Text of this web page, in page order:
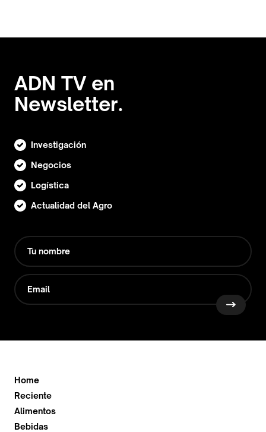
ADN TV en
Newsletter.
Investigación
Negocios
Logística
Actualidad del Agro
Home
Reciente
Alimentos
Bebidas